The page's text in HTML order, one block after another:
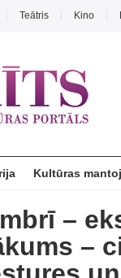
Teātris Kino
Kultūras
–
–